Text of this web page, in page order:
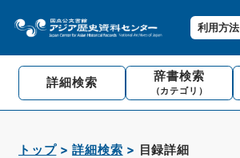
利用方法
詳細検索 辞書検索
（カテゴリ）
トップ 詳細検索 目録詳細